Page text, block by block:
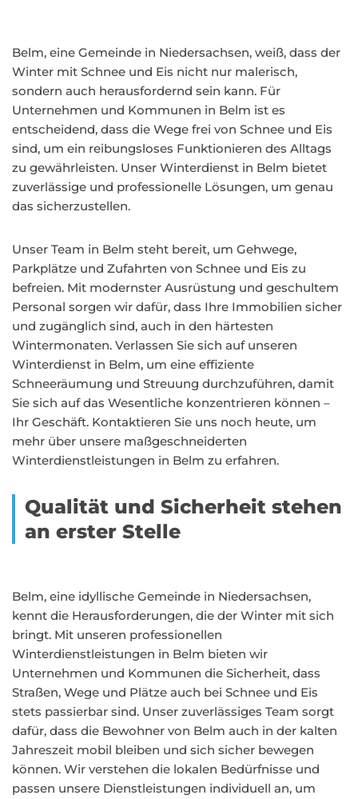
Belm, eine Gemeinde in Niedersachsen, weiß, dass der
Winter mit Schnee und Eis nicht nur malerisch,
sondern auch herausfordernd sein kann. Für
Unternehmen und Kommunen in Belm ist es
entscheidend, dass die Wege frei von Schnee und Eis
sind, um ein reibungsloses Funktionieren des Alltags
zu gewährleisten. Unser Winterdienst in Belm bietet
zuverlässige und professionelle Lösungen, um genau
das sicherzustellen.
Unser Team in Belm steht bereit, um Gehwege,
Parkplätze und Zufahrten von Schnee und Eis zu
befreien. Mit modernster Ausrüstung und geschultem
Personal sorgen wir dafür, dass Ihre Immobilien sicher
und zugänglich sind, auch in den härtesten
Wintermonaten. Verlassen Sie sich auf unseren
Winterdienst in Belm, um eine effiziente
Schneeräumung und Streuung durchzuführen, damit
Sie sich auf das Wesentliche konzentrieren können –
Ihr Geschäft. Kontaktieren Sie uns noch heute, um
mehr über unsere maßgeschneiderten
Winterdienstleistungen in Belm zu erfahren.
Qualität und Sicherheit stehen
an erster Stelle
Belm, eine idyllische Gemeinde in Niedersachsen,
kennt die Herausforderungen, die der Winter mit sich
bringt. Mit unseren professionellen
Winterdienstleistungen in Belm bieten wir
Unternehmen und Kommunen die Sicherheit, dass
Straßen, Wege und Plätze auch bei Schnee und Eis
stets passierbar sind. Unser zuverlässiges Team sorgt
dafür, dass die Bewohner von Belm auch in der kalten
Jahreszeit mobil bleiben und sich sicher bewegen
können. Wir verstehen die lokalen Bedürfnisse und
passen unsere Dienstleistungen individuell an, um